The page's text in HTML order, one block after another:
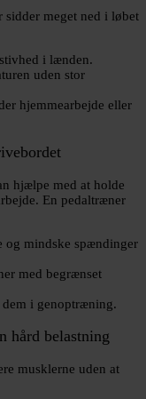
sidder meget ned i løbet
i lænden.
uden stor
hjemmearbejde eller
hjælpe med at holde
En pedaltræner
og mindske spændinger
med begrænset
i genoptræning.
hård belastning
musklerne uden at